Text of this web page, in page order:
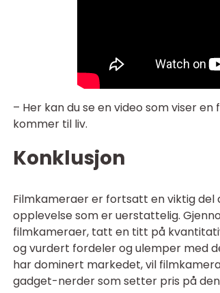
– Her kan du se en video som viser
kommer til liv.
Konklusjon
Filmkameraer er fortsatt en viktig del
opplevelse som er uerstattelig.
filmkameraer, tatt en titt på
og vurdert fordeler og ulemper med
har dominert markedet, vil
gadget-nerder som setter pris på